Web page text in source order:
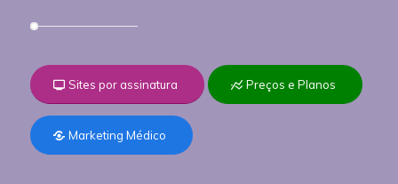
Sites por assinatura Preços e Planos
Marketing Médico